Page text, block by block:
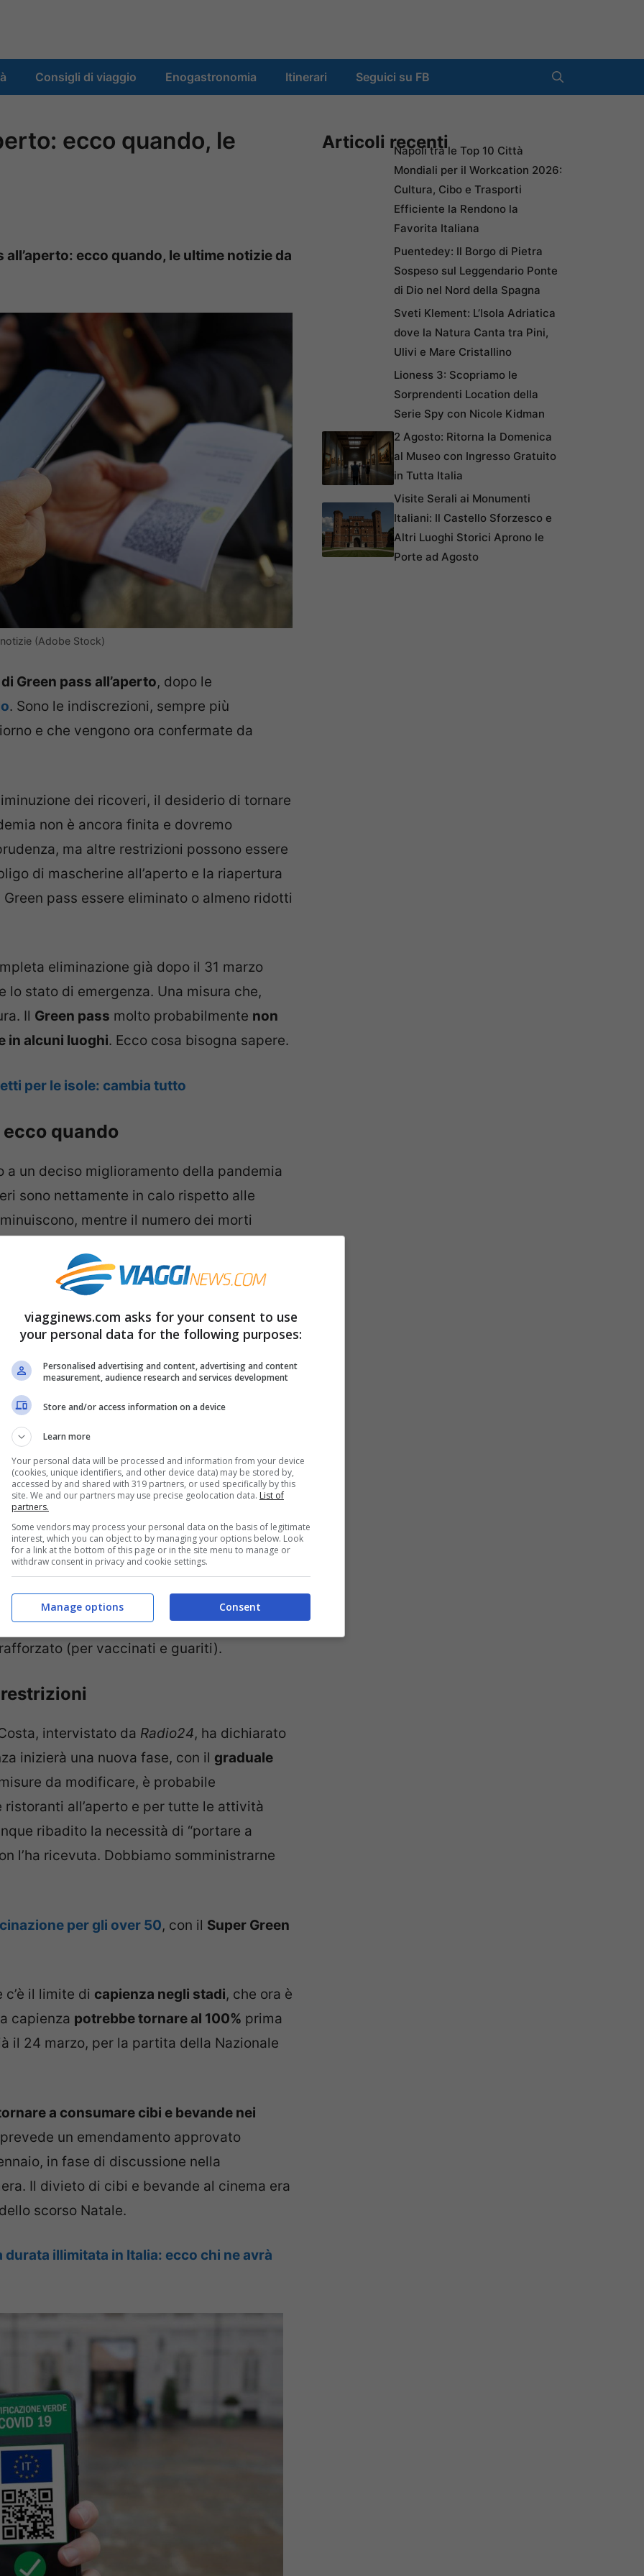
Consigli di viaggio Enogastronomia Itinerari Seguici su FB
ecco quando, le
ecco quando, le ultime notizie da
(Adobe Stock)
Green pass all’aperto, dopo le
. Sono le indiscrezioni, sempre più
e che vengono ora confermate da
dei ricoveri, il desiderio di tornare
non è ancora finita e dovremo
ma altre restrizioni possono essere
di mascherine all’aperto e la riapertura
pass essere eliminato o almeno ridotti
eliminazione già dopo il 31 marzo
stato di emergenza. Una misura che,
Il Green pass molto probabilmente non
in alcuni luoghi. Ecco cosa bisogna sapere.
per le isole: cambia tutto
ecco quando
un deciso miglioramento della pandemia
sono nettamente in calo rispetto alle
mentre il numero dei morti
Sebbene la situazione sia da tenere
osservate tutte le regole di prevenzione
qualche restrizione.
l’eliminazione dell’obbligo di mascherine
discoteche e sale da ballo.
di emergenza– il Governo non è
tempodovrebbe terminare
pubblici, postali, in banca e nei negozi
), in vigore dal 1° febbraio, e anche
di trasporto
, in vigore dal 10 gennaio
emergenza,potrebbe essere eliminato il
, comebar e ristoranti
, dove in un primo
di esibire il certificato verde, poi è stato
(per vaccinati e guariti).
intervistato da Radio24, ha dichiarato
inizierà una nuova fase, con il graduale
da modificare, è probabile
all’aperto e per tutte le attività
ribadito la necessità di “portare a
l’ha ricevuta. Dobbiamo somministrarne
per gli over 50, con il Super Green
il limite di capienza negli stadi, che ora è
capienza potrebbe tornare al 100% prima
il 24 marzo, per la partita della Nazionale
a consumare cibi e bevande nei
un emendamento approvato
in fase di discussione nella
Il divieto di cibi e bevande al cinema era
dello scorso Natale.
durata illimitata in Italia: ecco chi ne avrà
Articoli recentiNapoli tra le Top 10 Città
Mondiali per il Workcation 2026:
Cultura, Cibo e Trasporti
Efficiente la Rendono la
Favorita Italiana
Puentedey: Il Borgo di Pietra
Sospeso sul Leggendario Ponte
di Dio nel Nord della Spagna
Sveti Klement: L’Isola Adriatica
dove la Natura Canta tra Pini,
Ulivi e Mare Cristallino
Lioness 3: Scopriamo le
Sorprendenti Location della
Serie Spy con Nicole Kidman
2 Agosto: Ritorna la Domenica
al Museo con Ingresso Gratuito
in Tutta Italia
Visite Serali ai Monumenti
Italiani: Il Castello Sforzesco e
Altri Luoghi Storici Aprono le
Porte ad Agosto
viagginews.com asks for your consent to use
your personal data for the following purposes:
Personalised advertising and content, advertising and content
measurement, audience research and services development
Store and/or access information on a device
Learn more
Your personal data will be processed and information from your device
(cookies, unique identifiers, and other device data) may be stored by,
accessed by and shared with 319 partners, or used specifically by this
site. We and our partners may use precise geolocation data. List of
partners.
Some vendors may process your personal data on the basis of legitimate
interest, which you can object to by managing your options below. Look
for a link at the bottom of this page or in the site menu to manage or
withdraw consent in privacy and cookie settings.
Consent
Manage options